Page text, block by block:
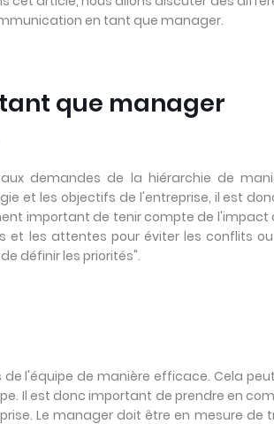
en tant que manager.
tant que manager
demandes de la hiérarchie de
et les objectifs de l'entreprise, il est
important de tenir compte de
et les attentes pour éviter les conflits
définir les priorités".
l'équipe de manière efficace. Cela
Il est donc important de prendre en
Le manager doit être en mesure de